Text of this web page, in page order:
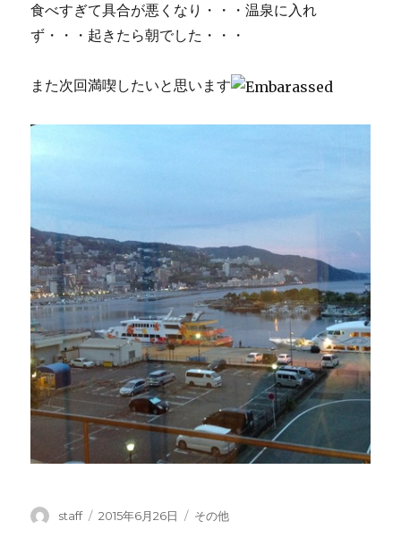
食べすぎて具合が悪くなり・・・温泉に入れ
ず・・・起きたら朝でした・・・
また次回満喫したいと思います
投
staff
投
2015年6月26日
カ
その他